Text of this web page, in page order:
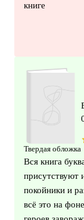
книге
Твердая обложка
Вся книга
присутствуют
покойники и
всё это на